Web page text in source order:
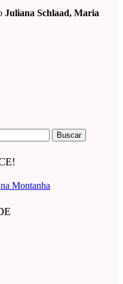
Juliana Schlaad, Maria
Montanha